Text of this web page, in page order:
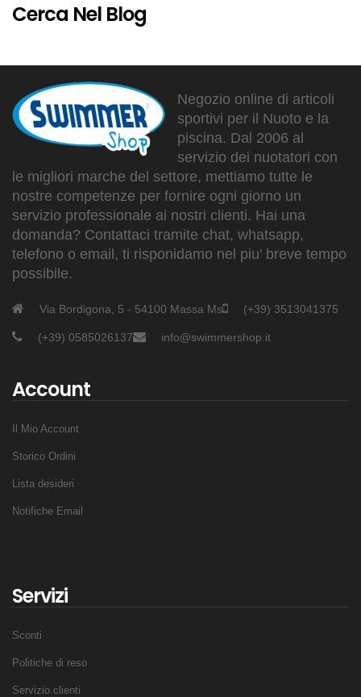
Cerca Nel Blog
Negozio online di articoli
sportivi per il Nuoto e la
piscina. Dal 2006 al
servizio dei nuotatori con
le migliori marche del settore, mettiamo tutte le
nostre competenze per fornire ogni giorno un
servizio professionale ai nostri clienti. Hai una
domanda? Contattaci tramite chat, whatsapp,
telefono o email, ti risponidamo nel piu' breve tempo
possibile.
Via Bordigona, 5 - 54100 Massa Ms (+39) 3513041375
(+39) 0585026137 info@swimmershop.it
Account
Il Mio Account
Storico Ordini
Lista desideri
Notifiche Email
Servizi
Sconti
Politiche di reso
Servizio clienti